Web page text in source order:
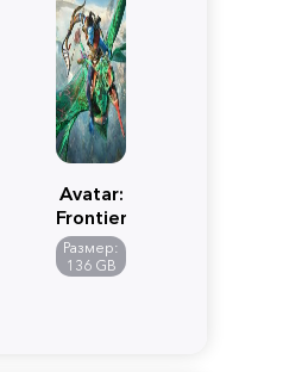
Avatar:
Frontiers
of
Pandora
Размер:
136 GB